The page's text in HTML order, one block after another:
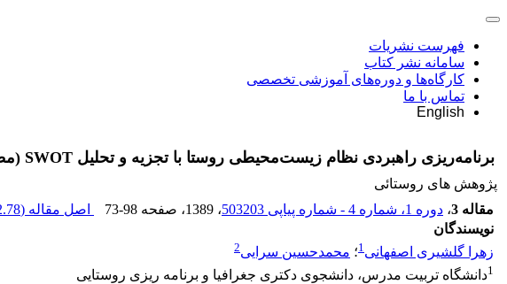
فهرست نشریات
سامانه نشر کتاب
کارگاه‌ها و دوره‌های آموزشی تخصصی
تماس با ما
English
برنامه‌ریزی راهبردی نظام زیست‌محیطی روستا با تجزیه و تحلیل SWOT (مطالعه موردی: بخش گندمان، شهرستان بروجن)
پژوهش های روستائی
مقاله 3
، دوره 1، شماره 4 - شماره پیاپی 503203 ، 1389 ، صفحه 73-98 اصل مقاله (M
نویسندگان
زهرا گلشیری اصفهانی1؛ محمدحسین سرایی2
1دانشگاه تربیت مدرس، دانشجوی دکتری جغرافیا و برنامه ریزی روستایی